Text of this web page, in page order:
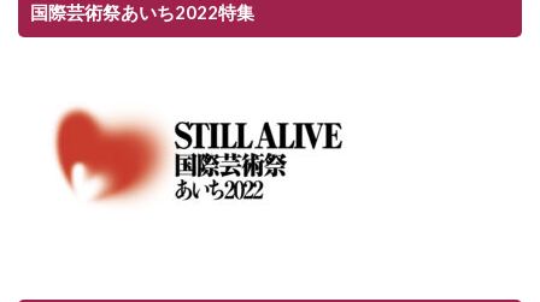
国際芸術祭あいち2022特集